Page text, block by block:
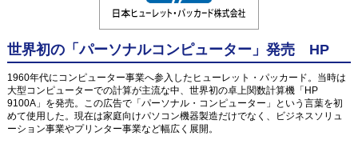
世界初の「パーソナルコンピューター」発売 HP
1960年代にコンピューター事業へ参入したヒューレット・パッカード。当時は
大型コンピューターでの計算が主流な中、世界初の卓上関数計算機「HP
9100A」を発売。この広告で「パーソナル・コンピューター」という言葉を初
めて使用した。現在は家庭向けパソコン機器製造だけでなく、ビジネスソリュ
ーション事業やプリンター事業など幅広く展開。